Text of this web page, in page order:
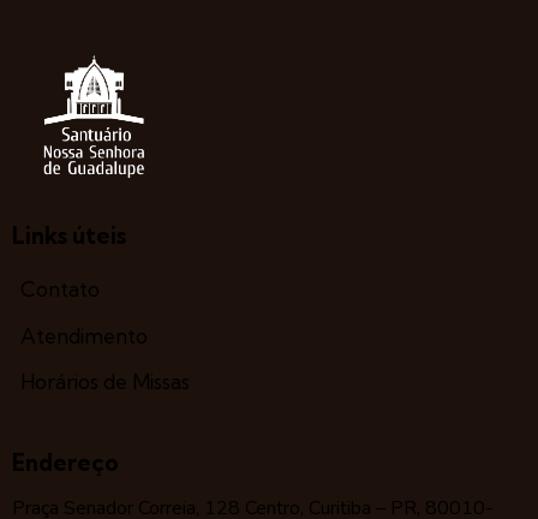
Links úteis
Contato
Atendimento
Horários de Missas
Endereço
Praça Senador Correia, 128 Centro, Curitiba – PR, 80010-